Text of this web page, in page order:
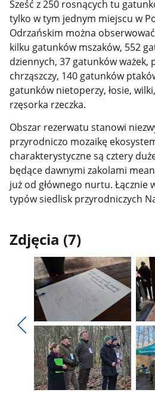
Sześć z 250 rosnących tu
tylko w tym jednym miejscu w
Odrzańskim można
kilku gatunków mszaków, 552
dziennych, 37 gatunków ważek,
chrząszczy, 140 gatunków
gatunków nietoperzy, łosie,
rzęsorka rzeczka.
Obszar rezerwatu stanowi
przyrodniczo mozaikę
charakterystyczne są cztery
będące dawnymi zakolami
już od głównego nurtu. Łącznie
typów siedlisk przyrodniczych
Zdjęcia (7)
Pokaż
poprzednie
zdjęcia
Pokaż
zdjęcie
1
z
galerii.
2
z